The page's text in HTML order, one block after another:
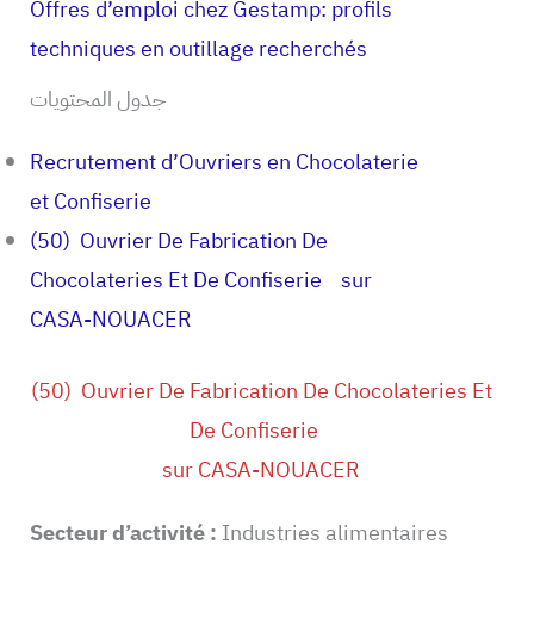
Offres d’emploi chez Gestamp: profils
techniques en outillage recherchés
جدول المحتويات
Recrutement d’Ouvriers en Chocolaterie
et Confiserie
(50) Ouvrier De Fabrication De
Chocolateries Et De Confiserie sur
CASA-NOUACER
(50) Ouvrier De Fabrication De Chocolateries Et
De Confiserie
sur CASA-NOUACER
Secteur d’activité : Industries alimentaires